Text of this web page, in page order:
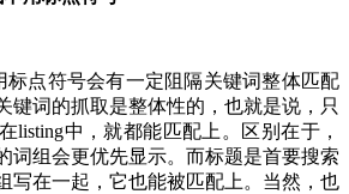
标点符号会有一定阻隔关键词整体匹配
键词的抓取是整体性的，也就是说，只
listing中，就都能匹配上。区别在于，
词组会更优先显示。而标题是首要搜索
写在一起，它也能被匹配上。当然，也